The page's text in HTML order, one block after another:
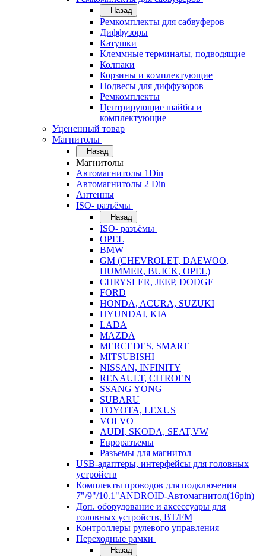
Назад
Ремкомплекты для сабвуферов
Диффузоры
Катушки
Клеммные терминалы, подводящие
Колпаки
Корзины и комплектующие
Подвесы для диффузоров
Ремкомплекты
Центрирующие шайбы и
комплектующие
Уцененный товар
Магнитолы
Назад
Магнитолы
Автомагнитолы 1Din
Автомагнитолы 2 Din
Антенны
ISO- разъёмы
Назад
ISO- разъёмы
OPEL
BMW
GM (CHEVROLET, DAEWOO,
HUMMER, BUICK, OPEL)
CHRYSLER, JEEP, DODGE
FORD
HONDA, ACURA, SUZUKI
HYUNDAI, KIA
LADA
MAZDA
MERCEDES, SMART
MITSUBISHI
NISSAN, INFINITY
RENAULT, CITROEN
SSANG YONG
SUBARU
TOYOTA, LEXUS
VOLVO
AUDI, SKODA, SEAT,VW
Евроразъемы
Разъемы для магнитол
USB-адаптеры, интерфейсы для головных
устройств
Комплекты проводов для подключения
7"/9"/10.1"ANDROID-Автомагнитол(16pin)
Доп. оборудование и аксессуары для
головных устройств, BT/FM
Контроллеры рулевого управления
Переходные рамки
Назад